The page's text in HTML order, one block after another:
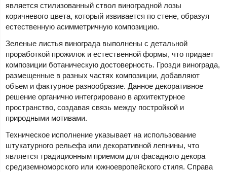
является стилизованный ствол виноградной лозы
коричневого цвета, который извивается по стене, образуя
естественную асимметричную композицию.
Зеленые листья винограда выполнены с детальной
проработкой прожилок и естественной формы, что придает
композиции ботаническую достоверность. Грозди винограда,
размещенные в разных частях композиции, добавляют
объем и фактурное разнообразие. Данное декоративное
решение органично интегрировано в архитектурное
пространство, создавая связь между постройкой и
природными мотивами.
Техническое исполнение указывает на использование
штукатурного рельефа или декоративной лепнины, что
является традиционным приемом для фасадного декора
средиземноморского или южноевропейского стиля. Справа